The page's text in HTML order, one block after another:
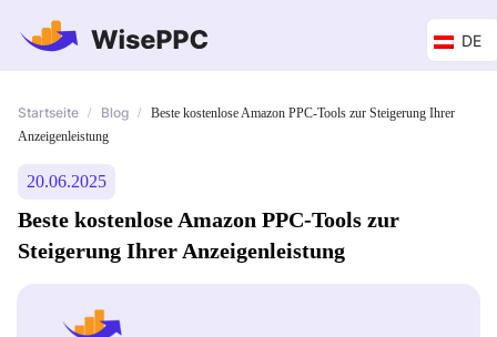
DE
Startseite / Blog /
Beste kostenlose Amazon PPC-Tools zur Steigerung Ihrer
Anzeigenleistung
20.06.2025
Beste kostenlose Amazon PPC-Tools zur
Steigerung Ihrer Anzeigenleistung